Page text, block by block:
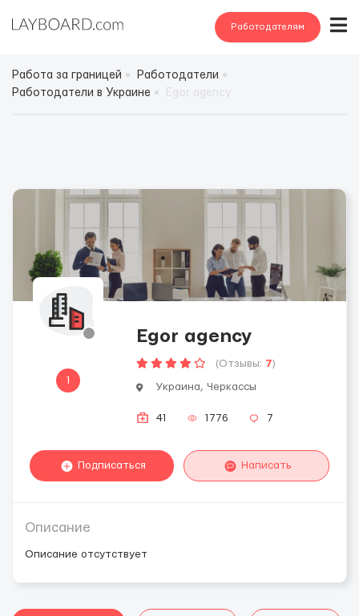
Работодателям
Работа за границей
Работодатели
Работодатели в Украине
1
Egor agency
(Отзывы: 7)
Украина, Черкассы
41 1776 7
Подписаться Написать
Описание
Описание отсутствует